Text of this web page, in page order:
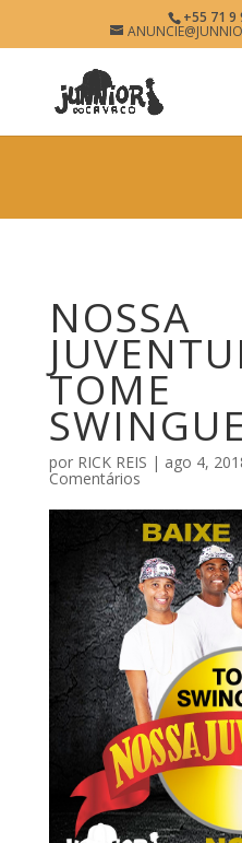
NOSSA
+55 71 9
NOSSA
TOME
por RICK REIS | ago 4,
Comentários
× Free - In Google Play